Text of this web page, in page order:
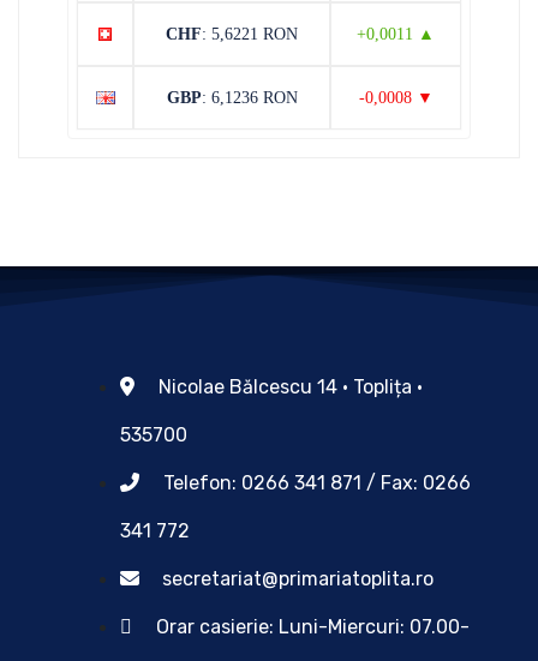
CHF: 5,6221 RON +0,0011 ▲
GBP: 6,1236 RON -0,0008 ▼
Nicolae Bălcescu 14 • Toplița •
535700
Telefon: 0266 341 871 / Fax: 0266
341 772
secretariat@primariatoplita.ro
Orar casierie: Luni-Miercuri: 07.00-